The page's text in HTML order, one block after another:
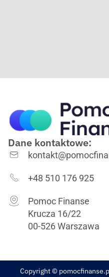
Dane kontaktowe:
+48 510 176 925
Pomoc Finanse
Krucza 16/22
00-526 Warszawa
Copyright ©